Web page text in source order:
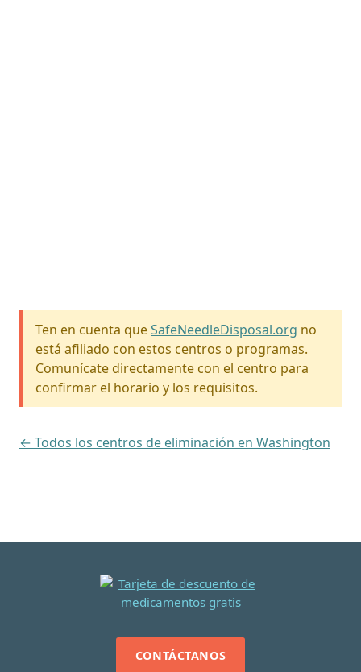
Ten en cuenta queSafeNeedleDisposal.org no
está afiliado con estos centros o programas.
Comunícate directamente con el centro para
confirmar el horario y los requisitos.
← Todos los centros de eliminación en Washington
CONTÁCTANOS